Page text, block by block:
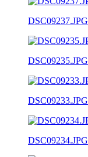
DSC09237.JPG
DSC09235.JPG
DSC09233.JPG
DSC09234.JPG